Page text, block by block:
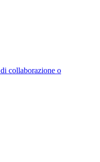
collaborazione o